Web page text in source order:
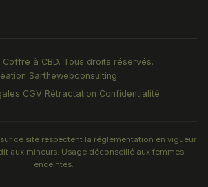
à CBD. Tous droits réservés.
Sarthewebconsulting
CGV Rétractation Confidentialité
ce site respectent la réglementation en vigueur
aux mineurs. Usage déconseillé aux femmes
enceintes.